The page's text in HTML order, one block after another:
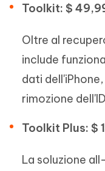
Toolkit: $
Oltre al
include
dati
rimozione
Toolkit Plus: $
La soluzione